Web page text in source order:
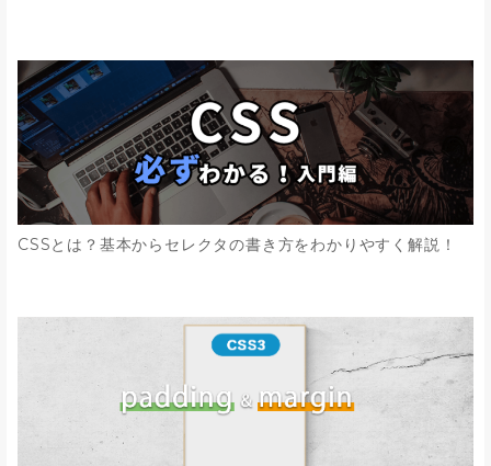
CSSとは？基本からセレクタの書き方をわかりやすく解説！